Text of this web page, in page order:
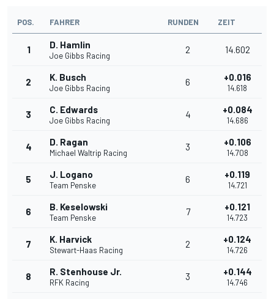
POS. FAHRER RUNDEN ZEIT
1 D. Hamlin
Joe Gibbs Racing
2 14.602
2 K. Busch
Joe Gibbs Racing
6 +0.016
14.618
3 C. Edwards
Joe Gibbs Racing
4 +0.084
14.686
4 D. Ragan
Michael Waltrip Racing
3 +0.106
14.708
5 J. Logano
Team Penske
6 +0.119
14.721
6 B. Keselowski
Team Penske
7 +0.121
14.723
7 K. Harvick
Stewart-Haas Racing
2 +0.124
14.726
8 R. Stenhouse Jr.
RFK Racing
3 +0.144
14.746